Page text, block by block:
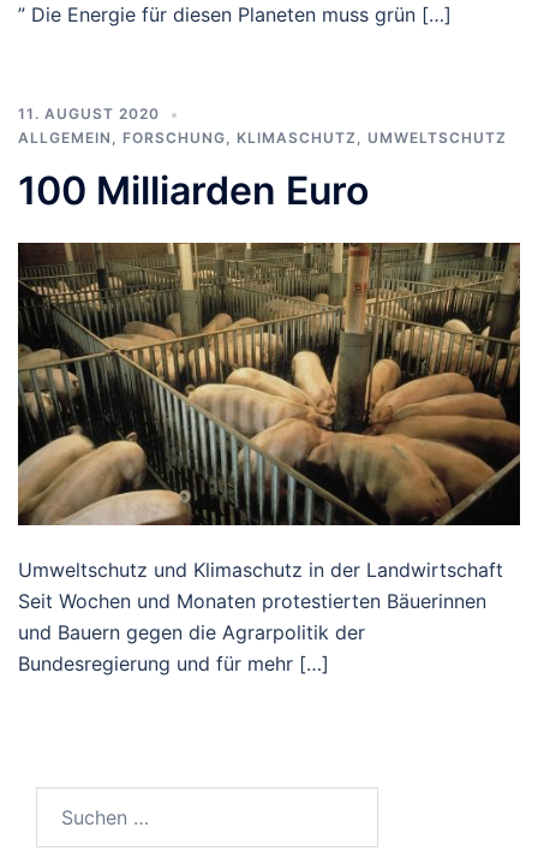
” Die Energie für diesen Planeten muss grün […]
11. AUGUST 2020
ALLGEMEIN , FORSCHUNG, KLIMASCHUTZ , UMWELTSCHUTZ
100 Milliarden Euro
Umweltschutz und Klimaschutz in der Landwirtschaft
Seit Wochen und Monaten protestierten Bäuerinnen
und Bauern gegen die Agrarpolitik der
Bundesregierung und für mehr […]